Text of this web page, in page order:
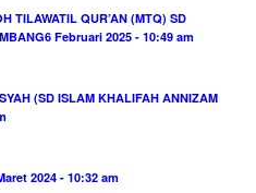
TILAWATIL QUR’AN (MTQ) SD
6 Februari 2025 - 10:49 am
(SD ISLAM KHALIFAH ANNIZAM
2024 - 10:32 am